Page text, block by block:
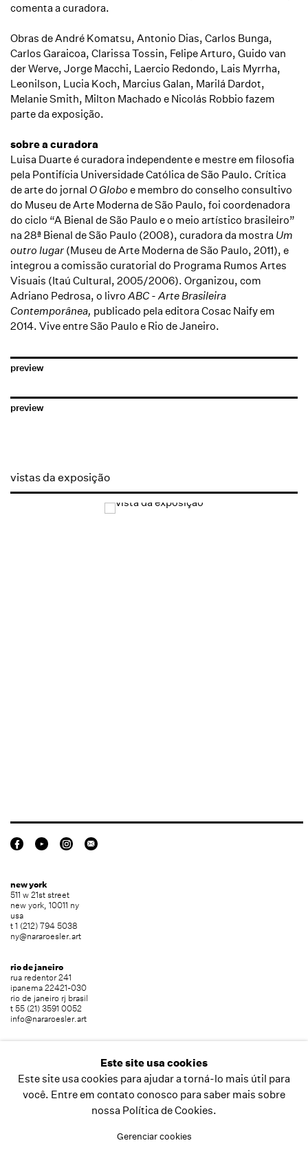
comenta a curadora.
Obras de André Komatsu, Antonio Dias, Carlos Bunga,
Carlos Garaicoa, Clarissa Tossin, Felipe Arturo, Guido van
der Werve, Jorge Macchi, Laercio Redondo, Lais Myrrha,
Leonilson, Lucia Koch, Marcius Galan, Marilá Dardot,
Melanie Smith, Milton Machado e Nicolás Robbio fazem
parte da exposição.
sobre a curadora
Luisa Duarte é curadora independente e mestre em filosofia
pela Pontifícia Universidade Católica de São Paulo. Crítica
de arte do jornal O Globo e membro do conselho consultivo
do Museu de Arte Moderna de São Paulo, foi coordenadora
do ciclo “A Bienal de São Paulo e o meio artístico brasileiro”
na 28ª Bienal de São Paulo (2008), curadora da mostra Um
outro lugar (Museu de Arte Moderna de São Paulo, 2011), e
integrou a comissão curatorial do Programa Rumos Artes
Visuais (Itaú Cultural, 2005/2006). Organizou, com
Adriano Pedrosa, o livroABC - Arte Brasileira
Contemporânea, publicado pela editora Cosac Naify em
2014. Vive entre São Paulo e Rio de Janeiro.
preview
preview
vistas da exposição
Open a larger version of the following image in a popup:
new york
511 w 21st street
new york, 10011 ny
usa
t 1 (212) 794 5038
ny@nararoesler.art
rio de janeiro
rua redentor 241
ipanema 22421-030
rio de janeiro rj brasil
t 55 (21) 3591 0052
info@nararoesler.art
jardim europa 01449-001
são paulo sp brasil
t 55 (11) 2039 5454
info@nararoesler.art
Este site usa cookies
Este site usa cookies para ajudar a torná-lo mais útil para
você. Entre em contato conosco para saber mais sobre
nossa Política de Cookies.
Gerenciar cookies